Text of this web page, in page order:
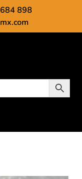
898